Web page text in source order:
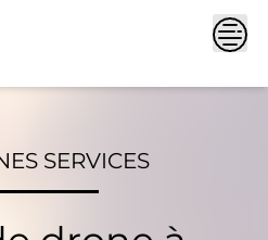
SERVICES